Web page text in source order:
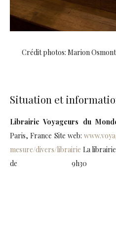
Crédit photos: Marion
Situation et
Librairie Voyageurs du
Paris, France Site web:
mesure/divers/librairie La
de